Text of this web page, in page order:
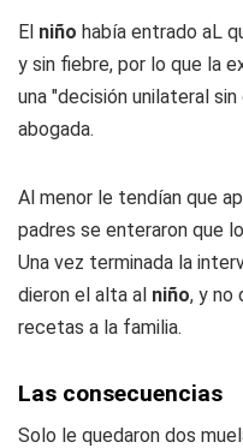
El niño había entrado aL
y sin fiebre, por lo que la
una "decisión unilateral
abogada.
Al menor le tendían que
padres se enteraron que
Una vez terminada la
dieron el alta al niño, y no
recetas a la familia.
Las consecuencias
Solo le quedaron dos